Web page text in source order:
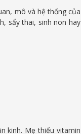
mô và hệ thống của
sẩy thai, sinh non hay
kinh. Mẹ thiếu vitamin